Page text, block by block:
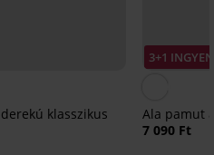
klasszikus
3+1 INGYEN
Ala pamut
7 090 Ft